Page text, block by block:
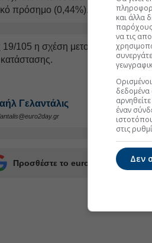
πρόσημο (0,44%).
19/105 η σχέση μετοχών με
Γελαντάλις
Προσθέστε το euro2day.gr στο
και άλλα
να τις
δεδομένα
έναν
στις
Δεν